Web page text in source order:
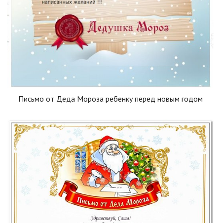
Письмо от Деда Мороза ребенку перед новым годом